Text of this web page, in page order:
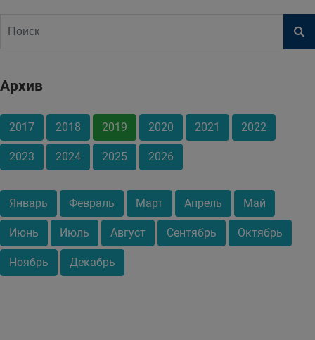
Архив
2017 2018 2019 2020 2021 2022
2023 2024 2025 2026
Январь Февраль Март Апрель Май
Июнь Июль Август Сентябрь Октябрь
Ноябрь Декабрь